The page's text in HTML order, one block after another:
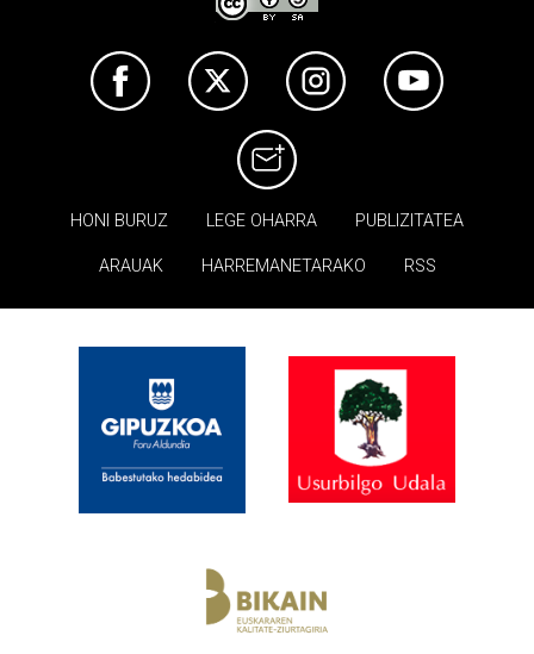
HONI BURUZ LEGE OHARRA PUBLIZITATEA
ARAUAK HARREMANETARAKO RSS